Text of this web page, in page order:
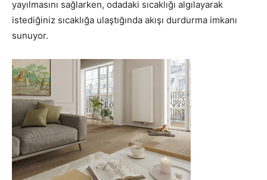
yayılmasını sağlarken, odadaki sıcaklığı algılayarak
istediğiniz sıcaklığa ulaştığında akışı durdurma imkanı
sunuyor.